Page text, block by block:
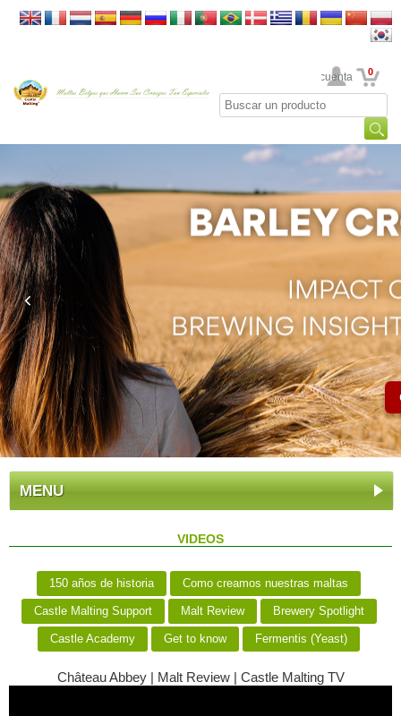
Su cuenta 0
MENU
VIDEOS
150 años de historia Como creamos nuestras maltas
Castle Malting Support Malt Review Brewery Spotlight
Castle Academy Get to know Fermentis (Yeast)
Château Abbey | Malt Review | Castle Malting TV